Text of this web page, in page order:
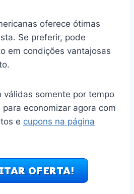
oferece ótimas
Se preferir, pode
em condições vantajosas
válidas somente por tempo
economizar agora com
e cupons na página